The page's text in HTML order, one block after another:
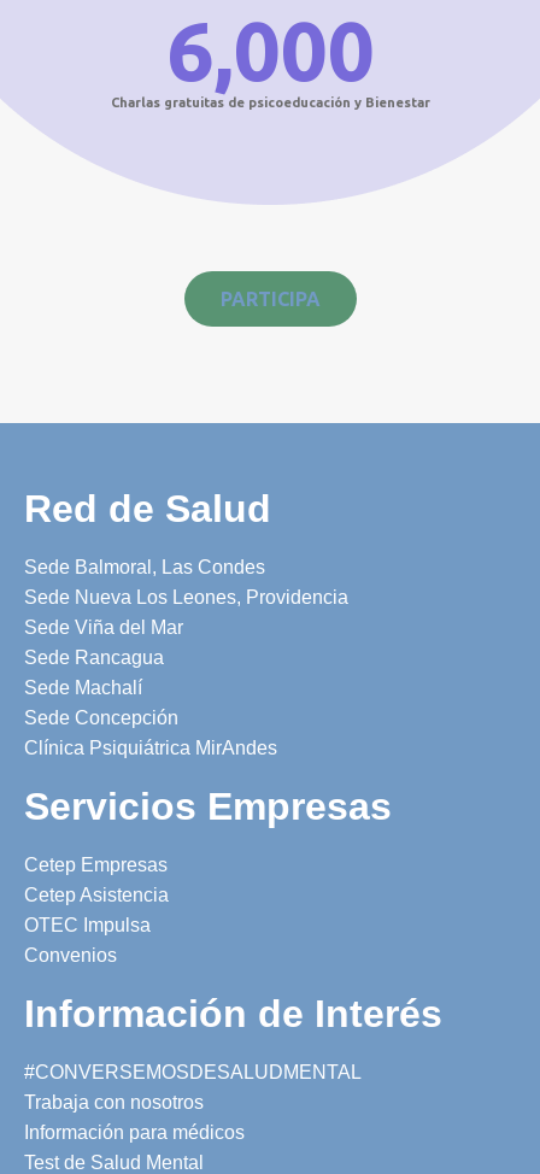
Charlas gratuitas de psicoeducación y Bienestar
6,000
PARTICIPA
Red de Salud
Sede Balmoral, Las Condes
Sede Nueva Los Leones, Providencia
Sede Viña del Mar
Sede Rancagua
Sede Machalí
Sede Concepción
Clínica Psiquiátrica MirAndes
Servicios Empresas
Cetep Empresas
Cetep Asistencia
OTEC Impulsa
Convenios
Información de Interés
#CONVERSEMOSDESALUDMENTAL
Trabaja con nosotros
Información para médicos
Test de Salud Mental